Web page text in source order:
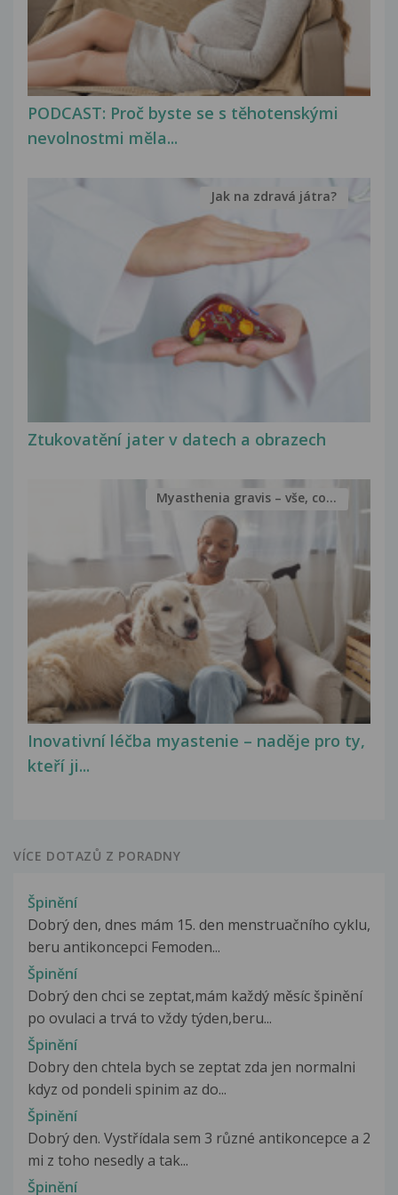
PODCAST: Proč byste se s těhotenskými
nevolnostmi měla...
Ztukovatění jater v datech a obrazech
Jak na zdravá játra?
Inovativní léčba myastenie – naděje pro ty,
kteří ji...
Myasthenia gravis – vše, co...
VÍCE DOTAZŮ Z PORADNY
Špinění
Dobrý den, dnes mám 15. den menstruačního cyklu,
beru antikoncepci Femoden...
Špinění
Dobrý den chci se zeptat,mám každý měsíc špinění
po ovulaci a trvá to vždy týden,beru...
Špinění
Dobry den chtela bych se zeptat zda jen normalni
kdyz od pondeli spinim az do...
Špinění
Dobrý den. Vystřídala sem 3 různé antikoncepce a 2
mi z toho nesedly a tak...
Špinění